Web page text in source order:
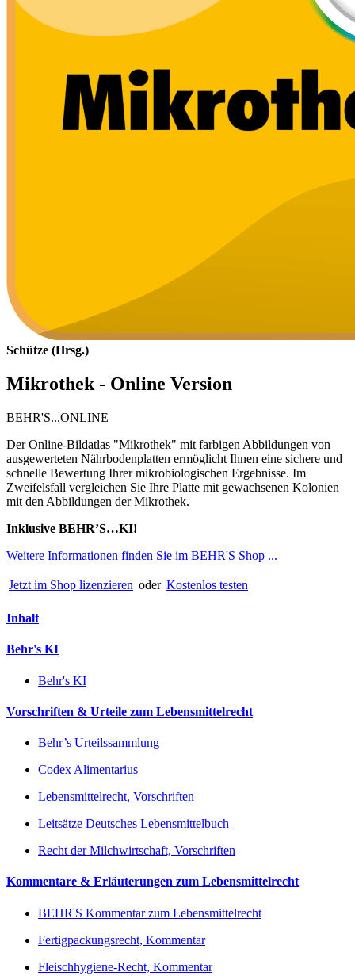
Schütze (Hrsg.)
Mikrothek - Online Version
BEHR'S...ONLINE
Der Online-Bildatlas "Mikrothek" mit farbigen Abbildungen von
ausgewerteten Nährbodenplatten ermöglicht Ihnen eine sichere und
schnelle Bewertung Ihrer mikrobiologischen Ergebnisse. Im
Zweifelsfall vergleichen Sie Ihre Platte mit gewachsenen Kolonien
mit den Abbildungen der Mikrothek.
Inklusive BEHR’S…KI!
Weitere Informationen finden Sie im BEHR'S Shop ...
Jetzt im Shop lizenzieren oder Kostenlos testen
Inhalt
Behr's KI
Behr's KI
Vorschriften & Urteile zum Lebensmittelrecht
Behr’s Urteilssammlung
Codex Alimentarius
Lebensmittelrecht, Vorschriften
Leitsätze Deutsches Lebensmittelbuch
Recht der Milchwirtschaft, Vorschriften
Kommentare & Erläuterungen zum Lebensmittelrecht
BEHR'S Kommentar zum Lebensmittelrecht
Fertigpackungsrecht, Kommentar
Fleischhygiene-Recht, Kommentar